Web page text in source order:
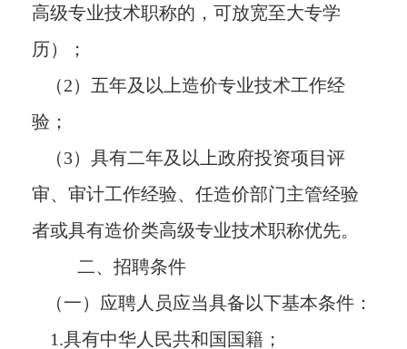
高级专业技术职称的，可放宽至大专学
历）；
（2）五年及以上造价专业技术工作经
验；
（3）具有二年及以上政府投资项目评
审、审计工作经验、任造价部门主管经验
者或具有造价类高级专业技术职称优先。
二、招聘条件
（一）应聘人员应当具备以下基本条件：
1.具有中华人民共和国国籍；